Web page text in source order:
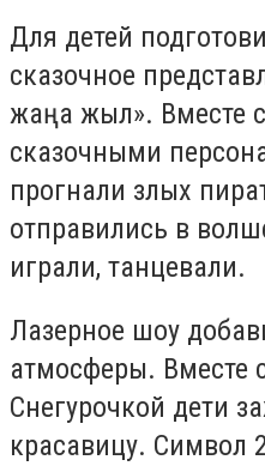
Для детей
сказочное
жаңа жыл». Вместе
сказочными
прогнали злых
отправились в
играли, танцевали.
Лазерное шоу
атмосферы.
Снегурочкой дети
красавицу. Символ